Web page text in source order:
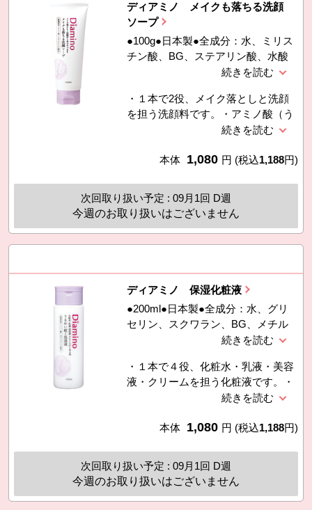
ディアミノ メイクも落ちる洗顔
ソープ
●100g●日本製●全成分：水、ミリス
チン酸、BG、ステアリン酸、水酸
化K、グリセリン、ＰＥＧ−６０水添
５０、ジステアリン酸グリコール、
ココイルグリシンK、ココイルメチ
ルタウリンNa、ＰＥＧ−４０水添ヒ
ン、ユズ果実エキス、フェノキシエ
・１本で2役、メイク落としと洗顔
を担う洗顔料です。・アミノ酸（う
るおい成分）と植物性疑似セラミド
果！・無香料・アルコール不使用で
本体 1,080 円 (税込1,188円)
次回取り扱い予定 : 09月1回 D週
今週のお取り扱いはございません
ディアミノ 保湿化粧液
●200ml●日本製●全成分：水、グリ
セリン、スクワラン、BG、メチル
グルセス−２０、トレハロース、グ
実エキス、キサンタンガム、カルボ
マー、（アクリレーツ／アクリル酸
アルキル（Ｃ１０−３０））クロス
ン、エチドロン酸４Ｎａ
・１本で４役、化粧水・乳液・美容
液・クリームを担う化粧液です。・
アミノ酸（うるおい成分）と植物性
でW保湿効果！・無香料・アルコー
本体 1,080 円 (税込1,188円)
次回取り扱い予定 : 09月1回 D週
今週のお取り扱いはございません